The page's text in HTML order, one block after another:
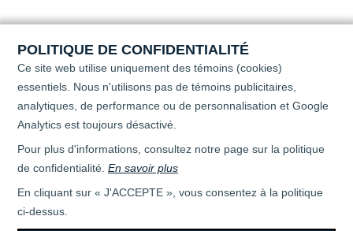
Tous droits réservés © 2026 - April Super Flo -
POLITIQUE DE CONFIDENTIALITÉ
Ce site web utilise uniquement des témoins (cookies)
essentiels. Nous n'utilisons pas de témoins publicitaires,
analytiques, de performance ou de personnalisation et Google
Analytics est toujours désactivé.
Pour plus d'informations, consultez notre page sur la politique
de confidentialité. En savoir plus
En cliquant sur « J'ACCEPTE », vous consentez à la politique
ci-dessus.